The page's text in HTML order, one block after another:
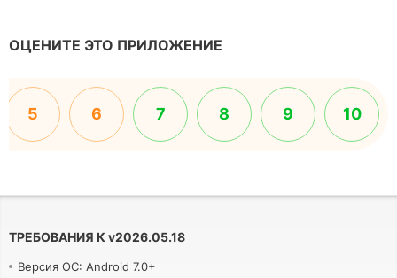
ОЦЕНИТЕ ЭТО ПРИЛОЖЕНИЕ
5 6 7 8 9 10
ТРЕБОВАНИЯ К v2026.05.18
Версия ОС: Android 7.0+